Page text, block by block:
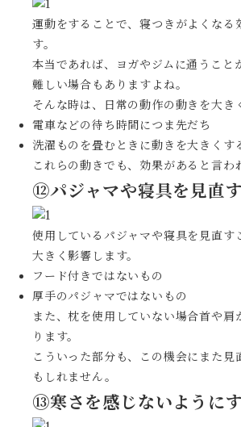
運動をすることで、寝つきがよくなる
す。
本当であれば、ヨガやジムに通うこと
難しい場合もありますよね。
そんな時は、日常の動作の動きを大き
電車などの待ち時間につま先だち
洗濯ものを畳むときに動きを大きくす
これらの動きでも、効果があると言わ
⑫パジャマや寝具を見直す
使用しているパジャマや寝具を見直す
大きく影響します。
フード付きではないもの
厚手のパジャマではないもの
また、枕を使用していない場合首や肩
ります。
こういった部分も、この機会にまた見
もしれません。
⑬寒さを感じないように